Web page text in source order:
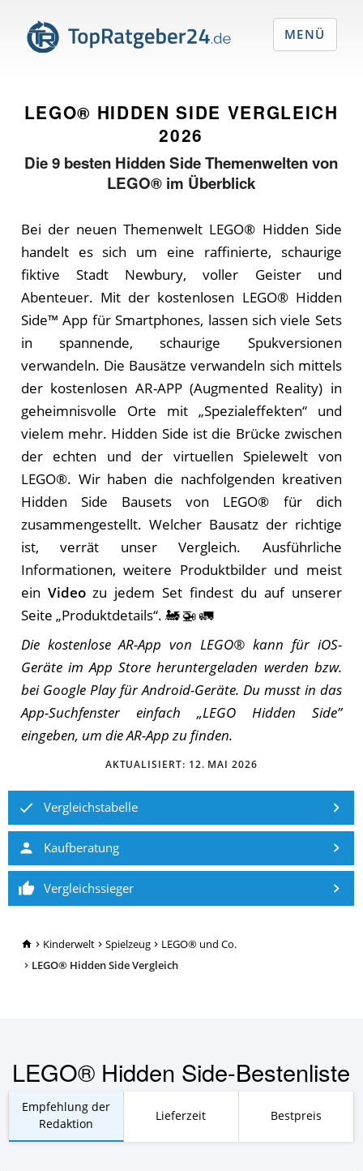
TopRatgeber24.de
Kinderwelt Spielzeug
LEGO® und Co.
LEGO® Hidden Side Vergleich
LEGO® HIDDEN SIDE VERGLEICH
2026
Die9 besten Hidden Side Themenwelten von
LEGO® im Überblick
Bei der neuen Themenwelt LEGO® Hidden Side
handelt es sich um eine raffinierte, schaurige
fiktive Stadt Newbury, voller Geister und
Abenteuer. Mit der kostenlosen LEGO® Hidden
Side™ App für Smartphones, lassen sich viele Sets
in spannende, schaurige Spukversionen
verwandeln. Die Bausätze verwandeln sich mittels
der kostenlosen AR-APP (Augmented Reality) in
geheimnisvolle Orte mit „Spezialeffekten“ und
vielem mehr. Hidden Side ist die Brücke zwischen
der echten und der virtuellen Spielewelt von
LEGO®. Wir haben die nachfolgenden kreativen
Hidden Side Bausets von LEGO® für dich
zusammengestellt. Welcher Bausatz der richtige
ist, verrät unser Vergleich. Ausführliche
Informationen, weitere Produktbilder und meist
ein Videozu jedem Set findest du auf unserer
Seite „Produktdetails“. 🚂 🚁 🚛
Die kostenlose AR-App von LEGO® kann für iOS-
Geräte im App Store heruntergeladen werden bzw.
bei Google Play für Android-Geräte. Du musst in das
App-Suchfenster einfach „LEGO Hidden Side”
eingeben, um die AR-App zu finden.
AKTUALISIERT: 12. MAI 2026
Vergleichstabelle
Kaufberatung
Vergleichssieger
LEGO® Hidden Side-Bestenliste
Empfehlung der
Redaktion
Lieferzeit Bestpreis
MENÜ